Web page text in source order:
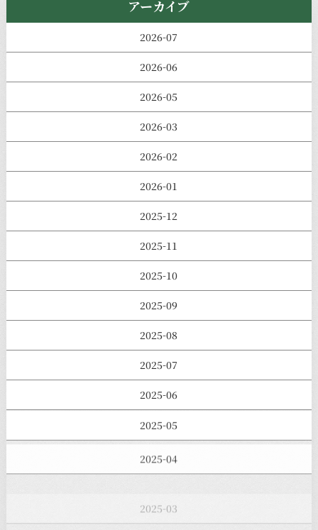
アーカイブ
2026-07
2026-06
2026-05
2026-03
2026-02
2026-01
2025-12
2025-11
2025-10
2025-09
2025-08
2025-07
2025-06
2025-05
2025-04
2025-02